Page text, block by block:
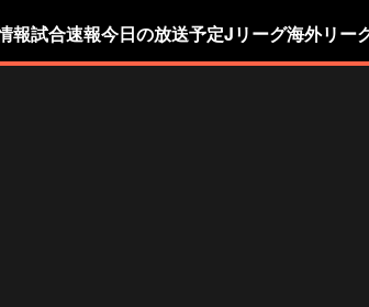
報試合速報今日の放送予定Jリーグ海外リー